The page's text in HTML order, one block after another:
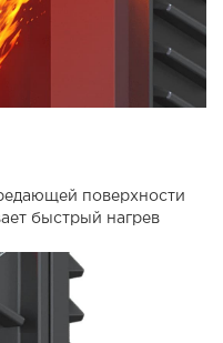
поверхности
быстрый нагрев